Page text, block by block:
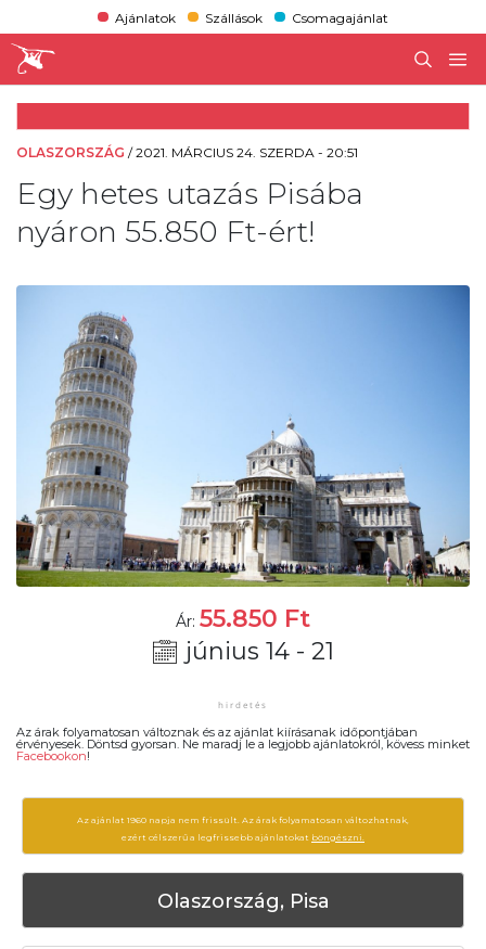
Ajánlatok Szállások Csomagajánlat
OLASZORSZÁG /2021. MÁRCIUS 24. SZERDA - 20:51
Egy hetes utazás Pisába
nyáron 55.850 Ft-ért!
Ár: 55.850 Ft
június 14 - 21
Az árak folyamatosan változnak és az ajánlat kiírásanak időpontjában
érvényesek. Döntsd gyorsan. Ne maradj le a legjobb ajánlatokról, kövess minket
Facebookon!
Az ajánlat 1960 napja nem frissült. Az árak folyamatosan változhatnak,
ezért célszerű a legfrissebb ajánlatokat böngészni.
Olaszország, Pisa